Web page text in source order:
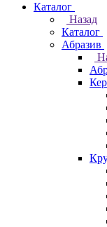
Каталог
Назад
Каталог
Абразив